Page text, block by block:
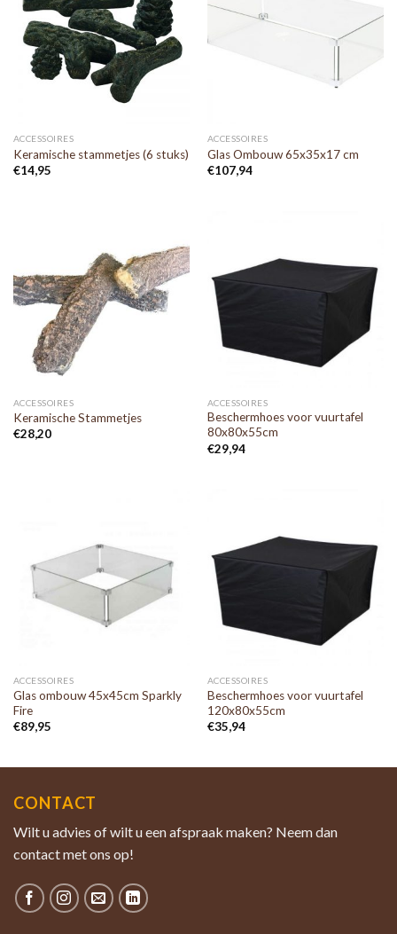
ACCESSOIRES
Keramische stammetjes (6 stuks)
€14,95
ACCESSOIRES
Glas Ombouw 65x35x17 cm
€107,94
ACCESSOIRES
Keramische Stammetjes
€28,20
ACCESSOIRES
Beschermhoes voor vuurtafel
80x80x55cm
€29,94
ACCESSOIRES
Glas ombouw 45x45cm Sparkly
Fire
€89,95
ACCESSOIRES
Beschermhoes voor vuurtafel
120x80x55cm
€35,94
CONTACT
Wilt u advies of wilt u een afspraak maken? Neem dan
contact met ons op!